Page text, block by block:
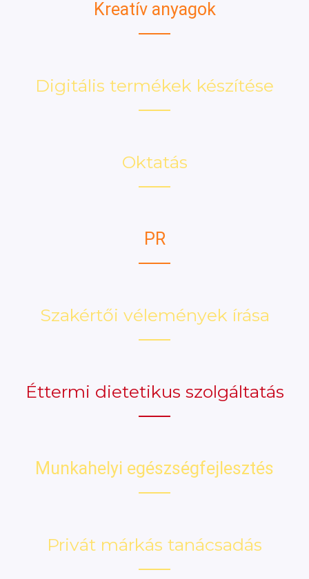
Kreatív anyagok
Digitális termékek készítése
Oktatás
PR
Szakértői vélemények írása
Éttermi dietetikus szolgáltatás
Munkahelyi egészségfejlesztés
Privát márkás tanácsadás